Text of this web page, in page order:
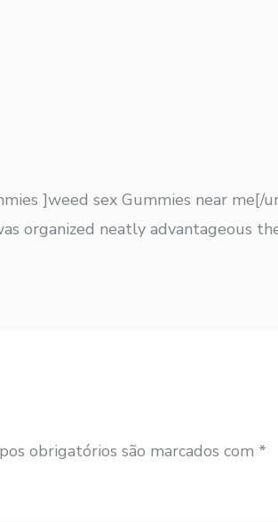
]weed sex Gummies near
organized neatly advantageous
obrigatórios são marcados com *